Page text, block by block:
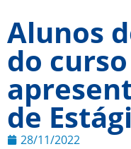
Alunos
do
de
28/11/2022